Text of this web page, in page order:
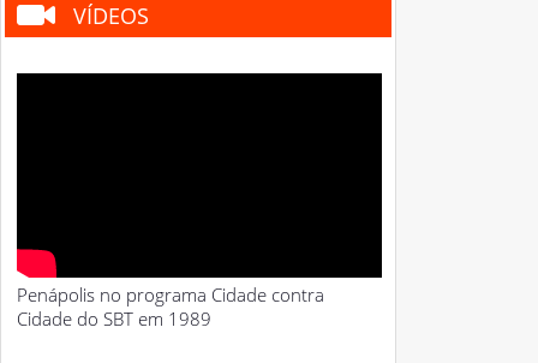
VÍDEOS
Penápolis no programa Cidade contra
Cidade do SBT em 1989